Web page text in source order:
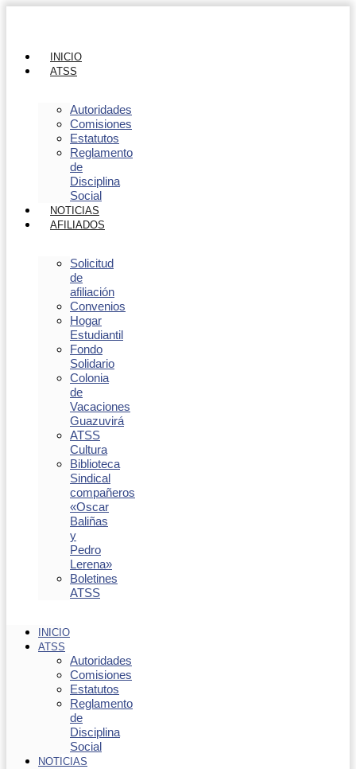
INICIO
ATSS
Autoridades
Comisiones
Estatutos
Reglamento
de
Disciplina
Social
NOTICIAS
AFILIADOS
Solicitud
de
afiliación
Convenios
Hogar
Estudiantil
Fondo
Solidario
Colonia
de
Vacaciones
Guazuvirá
ATSS
Cultura
Biblioteca
Sindical
compañeros
«Oscar
Baliñas
y
Pedro
Lerena»
Boletines
ATSS
INICIO
ATSS
Autoridades
Comisiones
Estatutos
Reglamento
de
Disciplina
Social
NOTICIAS